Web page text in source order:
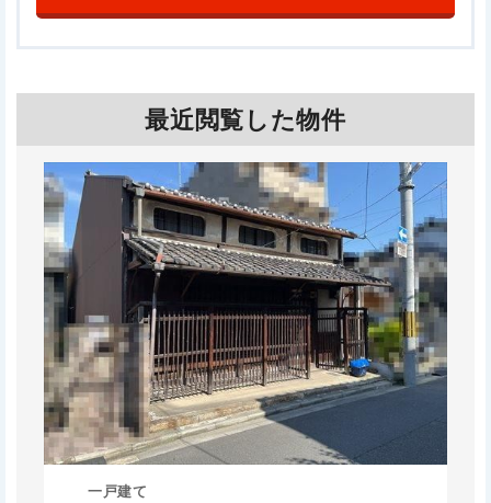
最近閲覧した物件
一戸建て